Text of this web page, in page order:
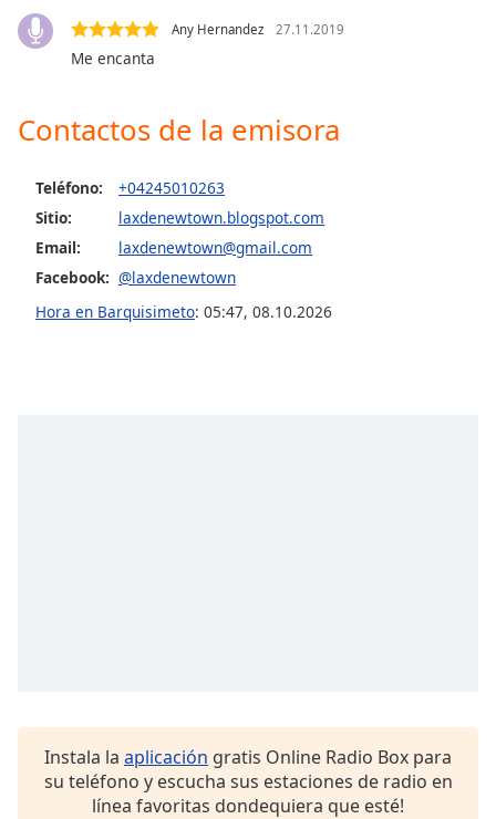
Opacity
Area
Color
Opacity
Font
dialog
window.
Any Hernandez 27.11.2019
Me encanta
Contactos de la emisora
Teléfono:
+04245010263
Sitio:
laxdenewtown.blogspot.com
Email:
laxdenewtown@gmail.com
Facebook: @laxdenewtown
Hora en Barquisimeto: 05:47, 08.10.2026
Instala la aplicación gratis Online Radio Box para
su teléfono y escucha sus estaciones de radio en
línea favoritas dondequiera que esté!